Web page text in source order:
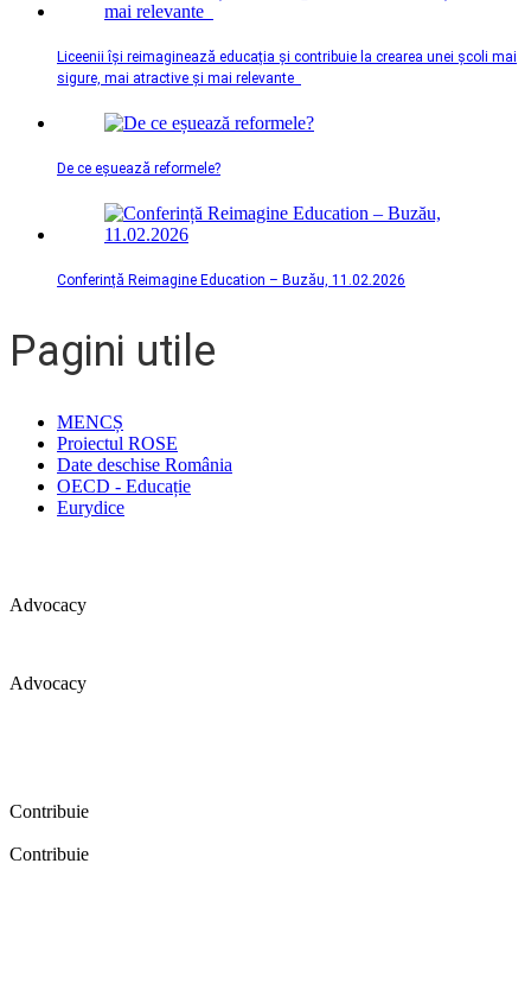
Liceenii își reimaginează educația și contribuie la crearea unei școli mai
sigure, mai atractive și mai relevante
De ce eșuează reformele?
Conferință Reimagine Education – Buzău, 11.02.2026
Pagini utile
MENCȘ
Proiectul ROSE
Date deschise România
OECD - Educație
Eurydice
Advocacy
Advocacy
Contribuie
Contribuie